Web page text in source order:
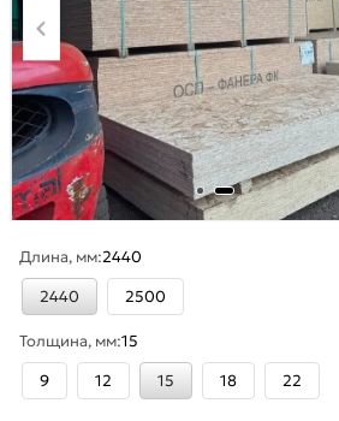
Длина, мм:2440
2440
2500
Толщина, мм:15
9
12 15 18 22